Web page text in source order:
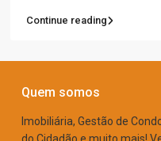
Continue reading
Quem somos
Imobiliária, Gestão de